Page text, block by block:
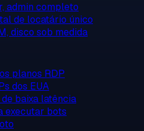
admin completo
de locatário único
disco sob medida
planos RDP
dos EUA
baixa latência
executar bots